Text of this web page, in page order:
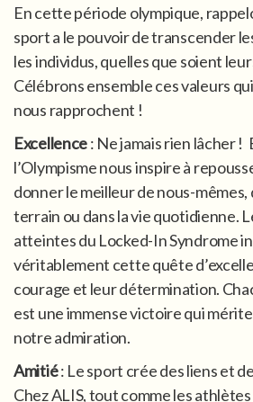
En cette période olympique,
sport a le pouvoir de transcender
les individus, quelles que soient
Célébrons ensemble ces valeurs
nous rapprochent !
Excellence: Ne jamais rien lâcher
l’Olympisme nous inspire à
donner le meilleur de nous-mêmes,
terrain ou dans la vie quotidienne.
atteintes du Locked-In Syndrome
véritablement cette quête
courage et leur détermination.
est une immense victoire qui
notre admiration.
Amitié: Le sport crée des liens et
Chez ALIS, tout comme les